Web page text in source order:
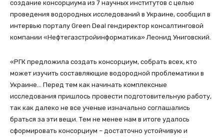
создание консорциума из 7 научных институтов с целью
проведения водородных исследований в Украине, сообщил в
интервью порталу Green Deal гендиректор консалтинговой
компании «Нефтегазстройинформатика» Леонид Униговский.
«РГК предложила создать консорциум, собрать всех, кто
может изучить составляющие водородной проблематики в
Украине… Перед тем как начинать комплексные
исследования пришлось провести подготовительную работу,
так как далеко не все ученые изначально соглашались
браться за эти вещи. Тем не менее нам в итоге удалось
сформировать консорциум – достаточно устойчивую и